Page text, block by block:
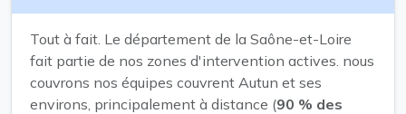
Tout à fait. Le département de la Saône-et-Loire
fait partie de nos zones d'intervention actives. nous
couvrons nos équipes couvrent Autun et ses
environs, principalement à distance (90 % des